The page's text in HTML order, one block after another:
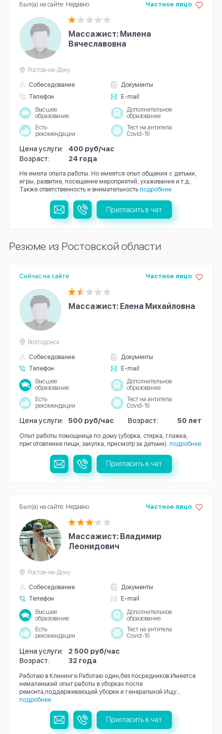
Массажист: Милена
Вячеславовна
Собеседование
Документы
Телефон
E-mail
Частное лицо
Ростов-на-Дону
Высшее
образование
Дополнительное
образование
Есть
рекомендации
Тест на антитела
Covid-19
Цена услуги:
400 руб/час
Возраст:
24 года
Не имела опыта работы. Но имеется опыт общения с детьми,
игры, развитие, посещение мероприятий, ухаживание и т.д..
Также ответственность и внимательность подробнее
Был(а) на сайте: Недавно
Пригласить в чат
Резюме из Ростовской области
Массажист: Елена Михайловна
Собеседование
Документы
Телефон
E-mail
Частное лицо
Волгодонск
Высшее
образование
Дополнительное
образование
Есть
рекомендации
Тест на антитела
Covid-19
Цена услуги: 500 руб/час Возраст: 50 лет
Опыт работы помощница по дому (уборка, стирка, глажка,
приготовление пищи, закупка, присмотр за детьми). подробнее
Сейчас на сайте
Пригласить в чат
Массажист: Владимир
Леонидович
Собеседование
Документы
Телефон
E-mail
Частное лицо
Ростов-на-Дону
Высшее
образование
Дополнительное
образование
Есть
рекомендации
Тест на антитела
Covid-19
Цена услуги:
2 500 руб/час
Возраст:
32 года
Работаю в Клининге.Работаю один,без посредников.Имеется
немаленький опыт работы в уборках после
ремонта,поддерживающей уборки и генеральной.Ищу...
подробнее
Был(а) на сайте: Недавно
Пригласить в чат